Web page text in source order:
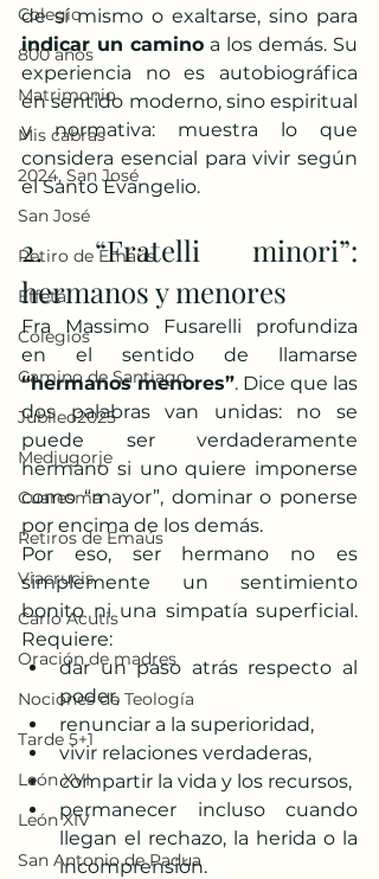
Colegio
800 años
Matrimonio
Mis cabras
2024, San José
San José
Retiro de Emaús
Effetá
Colegios
Camino de Santiago
Jubileo2025
Medjugorje
Cuaresma
Retiros de Emaús
Viacrucis
Carlo Acutis
Oración de madres
Nociones de Teología
Tarde 5+1
León XVI
León XIV
San Antonio de Padua
indicar un camino a los demás. Su
experiencia no es autobiográfica
en sentido moderno, sino espiritual
y normativa: muestra lo que
considera esencial para vivir según
el Santo Evangelio.
2. “Fratelli minori”:
hermanos y menores
Fra Massimo Fusarelli profundiza
“hermanos menores”. Dice que las
dos palabras van unidas: no se
puede ser verdaderamente
hermano si uno quiere imponerse
como “mayor”, dominar o ponerse
por encima de los demás.
Por eso, ser hermano no es
simplemente un sentimiento
bonito ni una simpatía superficial.
Requiere:
dar un paso atrás respecto al
poder,
renunciar a la superioridad,
vivir relaciones verdaderas,
compartir la vida y los recursos,
permanecer incluso cuando
llegan el rechazo, la herida o la
incomprensión.